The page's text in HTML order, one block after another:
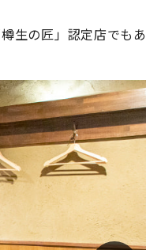
生の匠」認定店でもあ